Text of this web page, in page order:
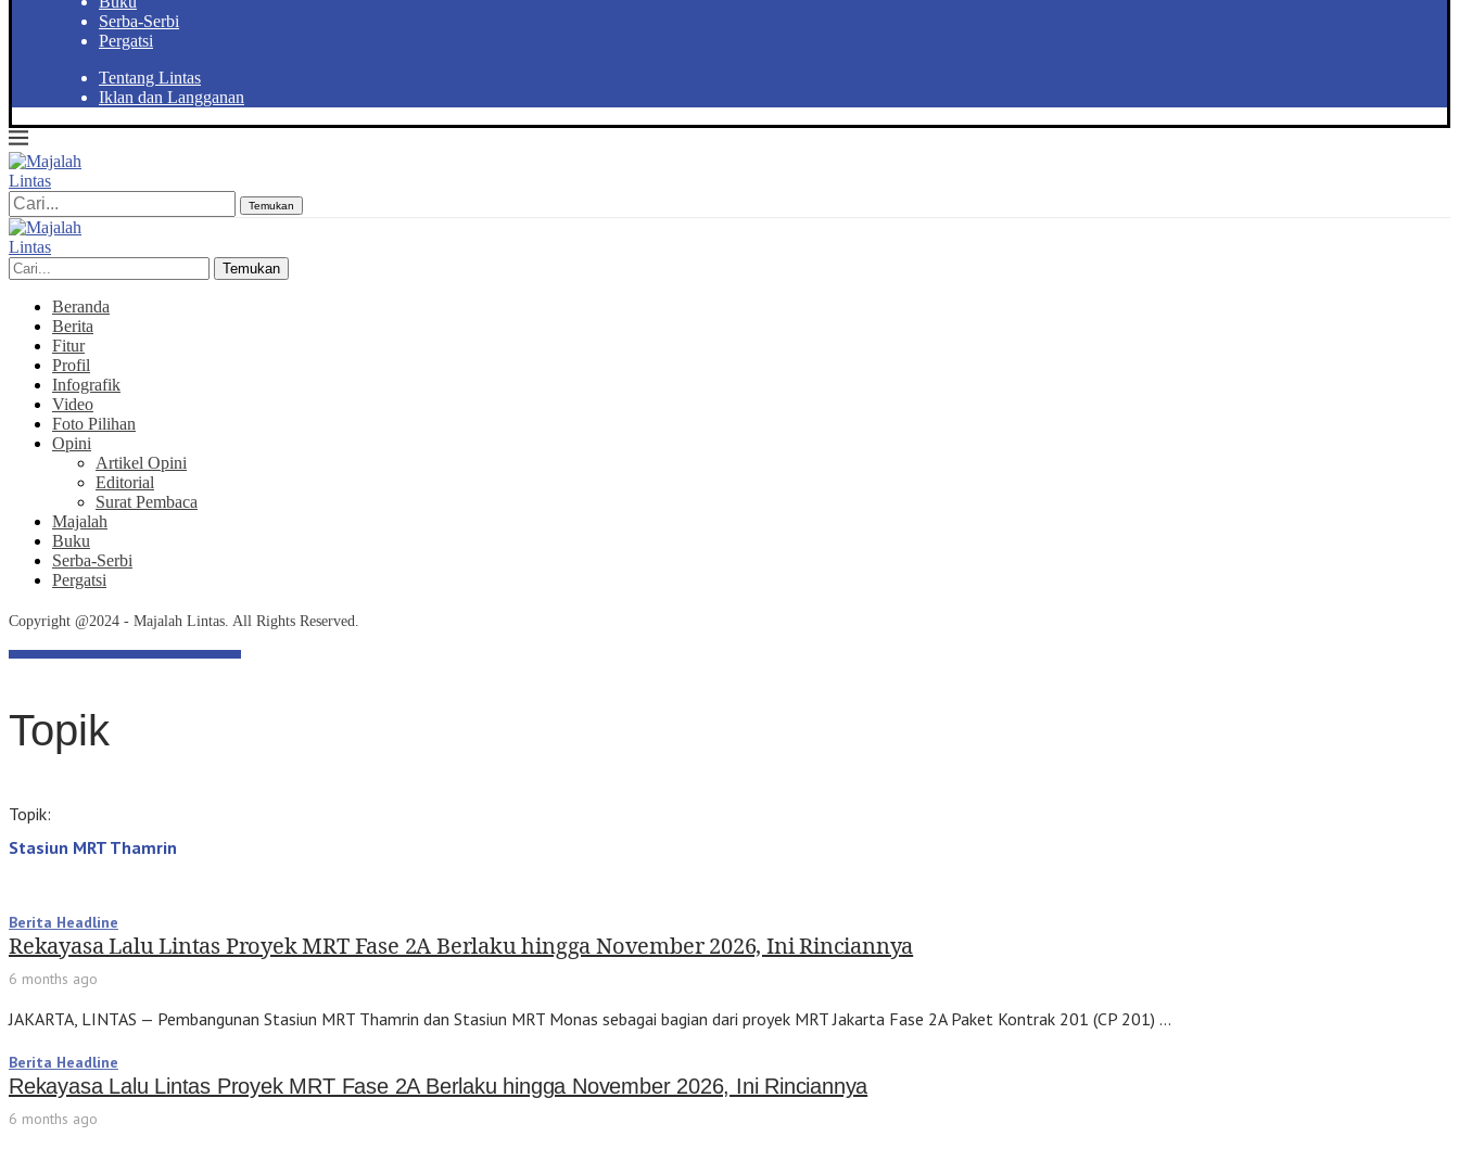
Serba-Serbi
Pergatsi
Tentang Lintas
Iklan dan Langganan
Temukan
Temukan
Beranda
Berita
Fitur
Profil
Infografik
Video
Foto Pilihan
Opini
Artikel Opini
Editorial
Surat Pembaca
Majalah
Buku
Serba-Serbi
Pergatsi
Copyright @2024 - Majalah Lintas. All Rights Reserved.
Topik
Topik:
Stasiun MRT Thamrin
Berita Headline
Rekayasa Lalu Lintas Proyek MRT Fase 2A Berlaku hingga November 2026, Ini Rinciannya
6 months ago
JAKARTA, LINTAS — Pembangunan Stasiun MRT Thamrin dan Stasiun MRT Monas sebagai bagian dari proyek MRT Jakarta Fase 2A Paket Kontrak 201 (CP 201) …
Berita Headline
Rekayasa Lalu Lintas Proyek MRT Fase 2A Berlaku hingga November 2026, Ini Rinciannya
6 months ago